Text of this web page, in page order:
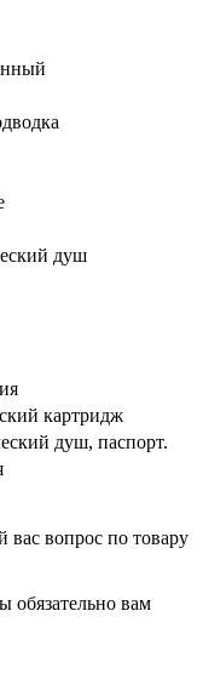
душ
картридж
душ, паспорт.
вопрос по товару
вам